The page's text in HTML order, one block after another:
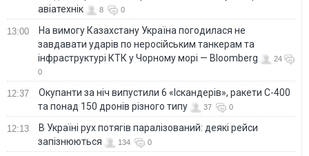
авіатехнік
8 0
13:00
На вимогу Казахстану Україна погодилася не
завдавати ударів по неросійським танкерам та
інфраструктурі КТК у Чорному морі — Bloomberg
24
0
12:37
Окупанти за ніч випустили 6 «Іскандерів», ракети С-400
та понад 150 дронів різного типу
37 0
12:13
В Україні рух потягів паралізований: деякі рейси
запізнюються
134 0